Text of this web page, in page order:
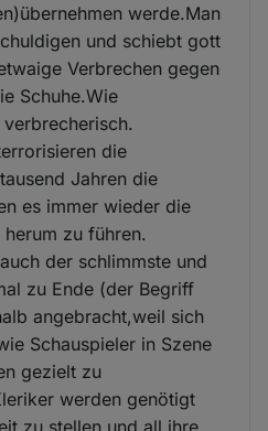
werde.Man
und schiebt gott
Verbrechen gegen
Schuhe.Wie
die
Jahren die
es immer wieder die
zu führen.
der schlimmste und
zu Ende (der Begriff
angebracht,weil sich
Schauspieler in Szene
gezielt zu
werden genötigt